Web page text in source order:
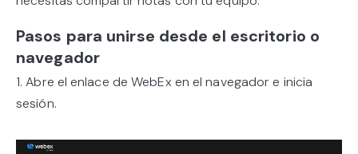
Pasos para unirse desde el escritorio o
navegador
1. Abre el enlace de WebEx en el navegador e inicia
sesión.